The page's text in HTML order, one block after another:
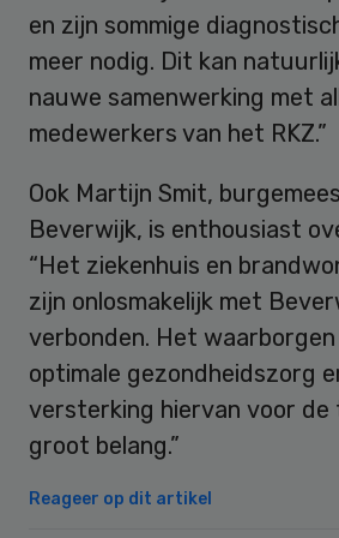
en zijn sommige
meer nodig. Dit kan
nauwe samenwerking met
medewerkers van het RKZ.”
Ook Martijn Smit,
Beverwijk, is enthousiast
“Het ziekenhuis en
zijn onlosmakelijk met
verbonden. Het waarborgen
optimale gezondheidszorg
versterking hiervan voor de
groot belang.”
Reageer op dit artikel